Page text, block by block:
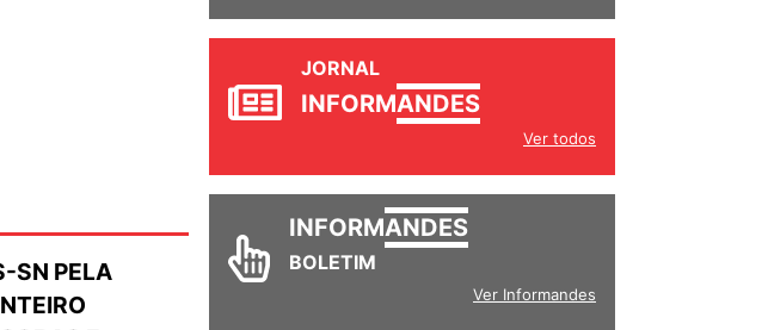
SN PELA
JORNAL
INFORMANDES
Ver todos
INFORMANDES
BOLETIM
Ver Informandes